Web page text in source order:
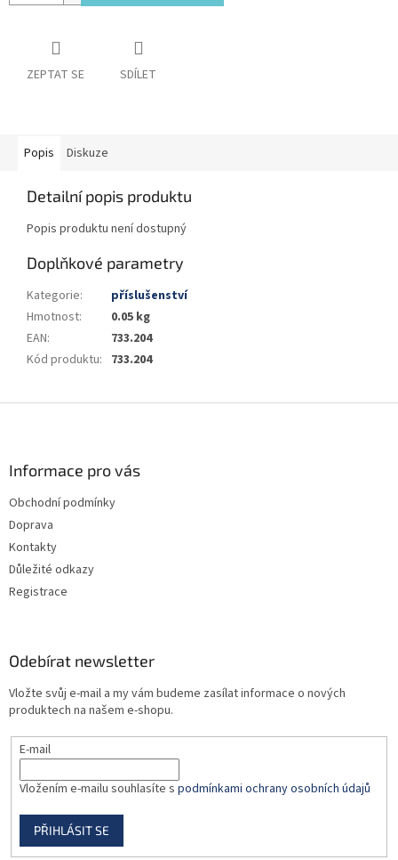
ZEPTAT SE SDÍLET
Popis Diskuze
Detailní popis produktu
Popis produktu není dostupný
Doplňkové parametry
Kategorie:
příslušenství
Hmotnost:
0.05 kg
EAN:
733.204
Kód produktu: 733.204
Informace pro vás
Obchodní podmínky
Doprava
Kontakty
Důležité odkazy
Registrace
Odebírat newsletter
Vložte svůj e-mail a my vám budeme zasílat informace o nových
produktech na našem e-shopu.
E-mail
Vložením e-mailu souhlasíte s podmínkami ochrany osobních údajů
PŘIHLÁSIT SE